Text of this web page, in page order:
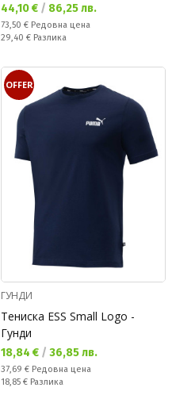
Текуща цена:
44,10 € / 86,25 лв.
Редовна цена:
73,50 € Редовна цена
Спестявате:
29,40 € Разлика
OFFER
ГУНДИ
Тениска ESS Small Logo -
Гунди
Текуща цена:
18,84 € / 36,85 лв.
Редовна цена:
37,69 € Редовна цена
Спестявате:
18,85 € Разлика